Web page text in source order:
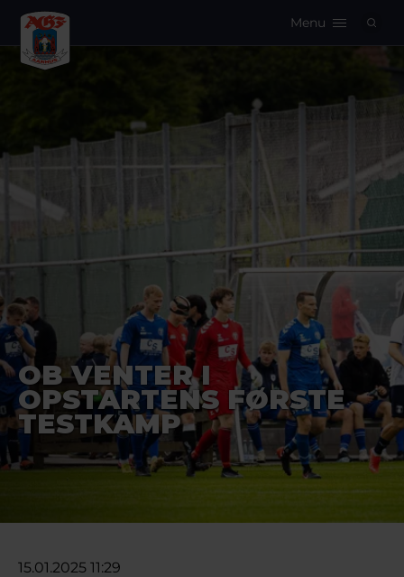
Menu
OB VENTER I
OPSTARTENS FØRSTE
TESTKAMP
15.01.2025 11:29